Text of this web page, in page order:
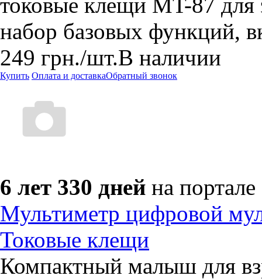
набор базовых функций,
249 грн./шт.В наличии
Купить Оплата и доставкаОбратный звонок
6 лет 330 дней на портале
Мультиметр цифровой
Токовые клещи
Компактный малыш для